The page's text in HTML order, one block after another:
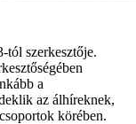
tól szerkesztője.
a
az álhíreknek,
körében.